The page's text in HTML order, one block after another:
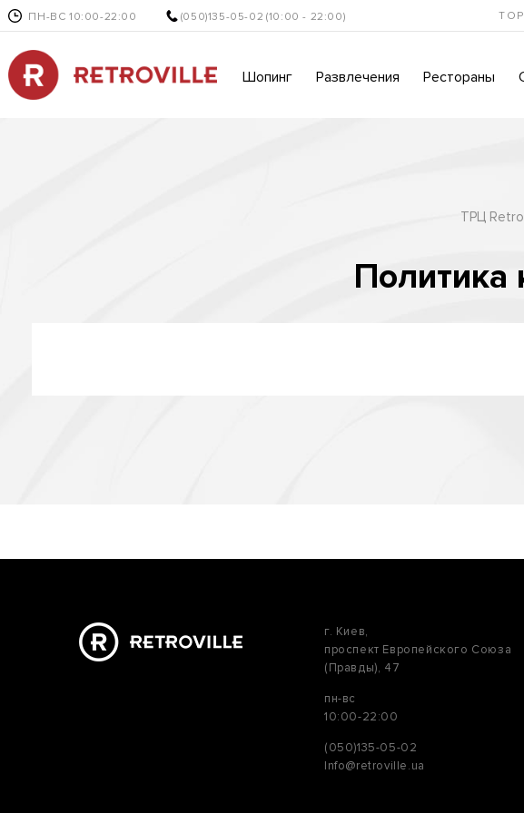
ПН-ВС 10:00-22:00 (050)135-05-02 (10:00 - 22:00)
Шопинг Развлечения Рестораны
ТРЦ
Политика
г. Киев,
проспект Европейского Союза
(Правды), 47
пн-вс
10:00-22:00
(050)135-05-02
Info@retroville.ua